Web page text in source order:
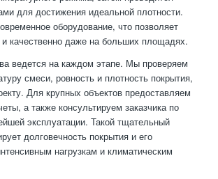
для достижения идеальной плотности.
оборудование, что позволяет
и качественно даже на больших площадях.
ведется на каждом этапе. Мы проверяем
смеси, ровность и плотность покрытия,
Для крупных объектов предоставляем
а также консультируем заказчика по
эксплуатации. Такой тщательный
долговечность покрытия и его
нагрузкам и климатическим